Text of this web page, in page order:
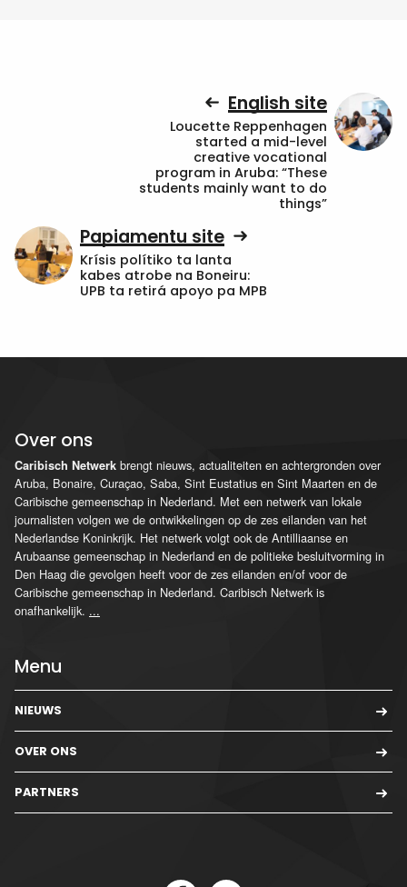
English site
Loucette Reppenhagen
started a mid-level
creative vocational
program in Aruba: “These
students mainly want to do
things”
Papiamentu site
Krísis polítiko ta lanta
kabes atrobe na Boneiru:
UPB ta retirá apoyo pa MPB
Over ons
Caribisch Netwerk brengt nieuws, actualiteiten en achtergronden over
Aruba, Bonaire, Curaçao, Saba, Sint Eustatius en Sint Maarten en de
Caribische gemeenschap in Nederland. Met een netwerk van lokale
journalisten volgen we de ontwikkelingen op de zes eilanden van het
Nederlandse Koninkrijk. Het netwerk volgt ook de Antilliaanse en
Arubaanse gemeenschap in Nederland en de politieke besluitvorming in
Den Haag die gevolgen heeft voor de zes eilanden en/of voor de
Caribische gemeenschap in Nederland. Caribisch Netwerk is
onafhankelijk. ...
Menu
NIEUWS
OVER ONS
PARTNERS